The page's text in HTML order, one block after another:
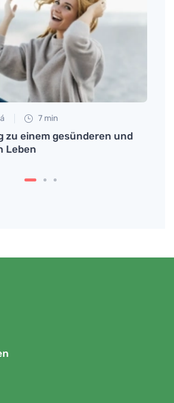
7 min
zu einem gesünderen und
Leben